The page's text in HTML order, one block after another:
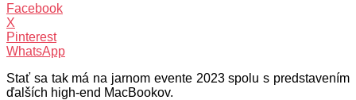
Facebook
X
Pinterest
WhatsApp
Stať sa tak má na jarnom evente 2023 spolu s predstavením
ďalších high-end MacBookov.